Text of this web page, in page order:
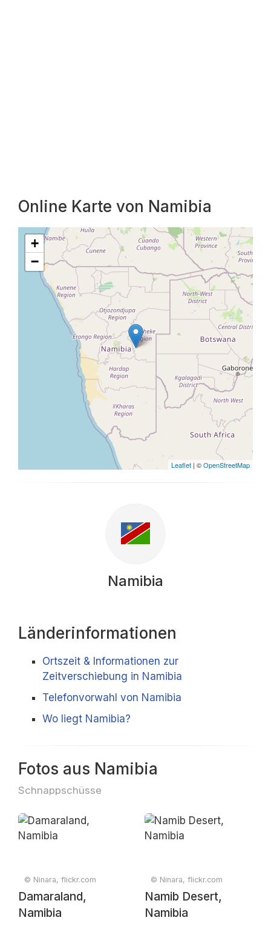
Online Karte von Namibia
+
−
Leaflet | ©OpenStreetMap
Namibia
Länderinformationen
Ortszeit & Informationen zur
Zeitverschiebung in Namibia
Telefonvorwahl von Namibia
Wo liegt Namibia?
Fotos aus Namibia
Schnappschüsse
© Ninara, flickr.com
Damaraland,
Namibia
© Ninara, flickr.com
Namib Desert,
Namibia